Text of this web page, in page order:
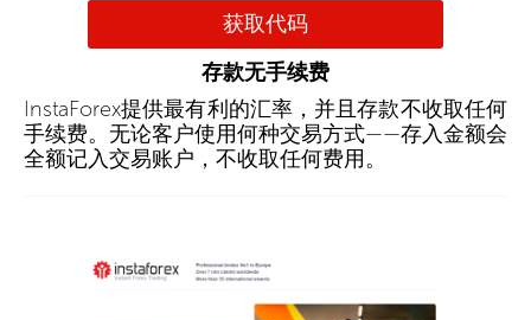
获取代码
存款无手续费
InstaForex提供最有利的汇率，并且存款不收取任何
手续费。无论客户使用何种交易方式——存入金额会
全额记入交易账户，不收取任何费用。